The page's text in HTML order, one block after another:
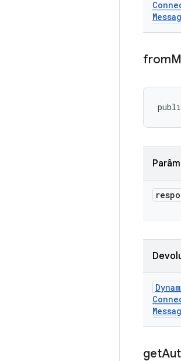
from
get